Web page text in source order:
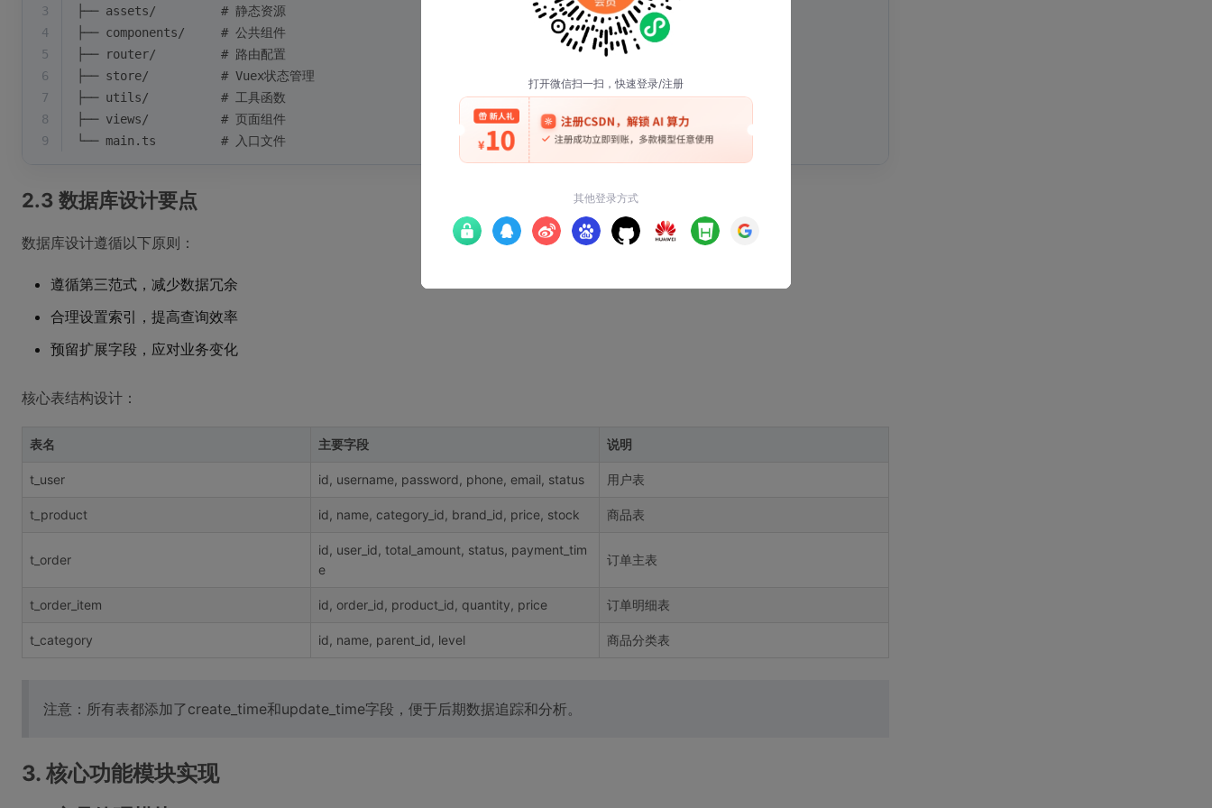
3
├── assets/         # 静态资源
4
├── components/     # 公共组件
5
├── router/         # 路由配置
6
├── store/          # Vuex状态管理
7
├── utils/          # 工具函数
8
├── views/          # 页面组件
9
└── main.ts         # 入口文件
2.3 数据库设计要点
数据库设计遵循以下原则：
遵循第三范式，减少数据冗余
合理设置索引，提高查询效率
预留扩展字段，应对业务变化
核心表结构设计：
表名 主要字段 说明
t_user id, username, password, phone, email, status 用户表
t_product id, name, category_id, brand_id, price, stock 商品表
t_order
id, user_id, total_amount, status, payment_tim
e
订单主表
t_order_item id, order_id, product_id, quantity, price 订单明细表
t_category id, name, parent_id, level 商品分类表
注意：所有表都添加了create_time和update_time字段，便于后期数据追踪和分析。
3. 核心功能模块实现